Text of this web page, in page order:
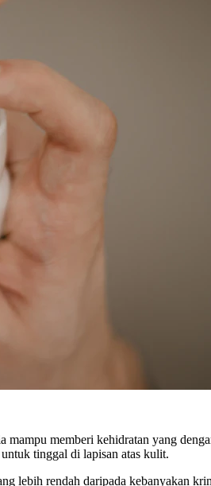
memberi kehidratan yang
tinggal di lapisan atas kulit.
lebih rendah daripada kebanyakan